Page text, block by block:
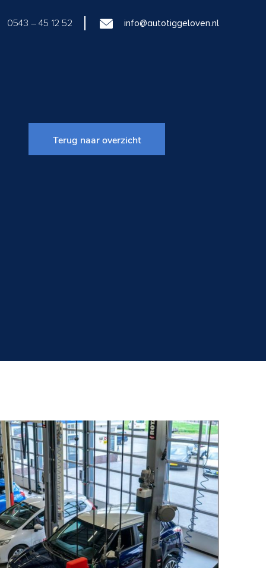
0543 – 45 12 52 info@autotiggeloven.nl
Terug naar overzicht